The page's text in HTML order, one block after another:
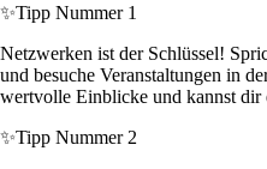
✨Tipp Nummer 1
Netzwerken ist der Schlüssel!
und besuche Veranstaltungen in
wertvolle Einblicke und kannst dir
✨Tipp Nummer 2